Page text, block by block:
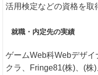
活用検定などの資格を取
就職・内定先の実績
ゲームWeb科Webデザ
クラ、Fringe81(株)、(株